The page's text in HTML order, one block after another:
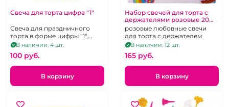
Свеча для торта цифра "1"
Свеча для праздничного
торта в форме цифры "1",
декорированная глазурью с
цветной кондитерской
посыпкой.
В наличии: 4 шт.
100 pуб.
В корзину
Набор свечей для торта с
держателями розовые 20
шт.
розовые любовные свечи
для торта с держателем
В наличии: 12 шт.
165 pуб.
В корзину